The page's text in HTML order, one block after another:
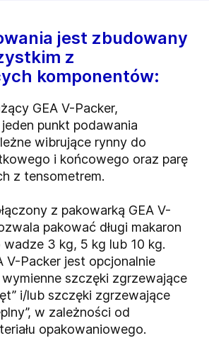
jest zbudowany
z
komponentów:
GEA V-Packer,
punkt podawania
wibrujące rynny do
i końcowego oraz parę
z tensometrem.
z pakowarką GEA V-
pakować długi makaron
3 kg, 5 kg lub 10 kg.
V-Packer jest opcjonalnie
szczęki zgrzewające
i/lub szczęki zgrzewające
w zależności od
opakowaniowego.